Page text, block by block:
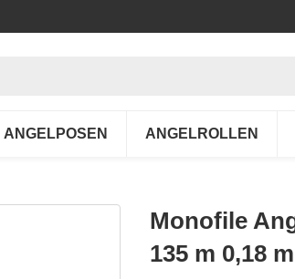
ANGELPOSEN ANGELROLLEN
Monofile
135 m 0,18